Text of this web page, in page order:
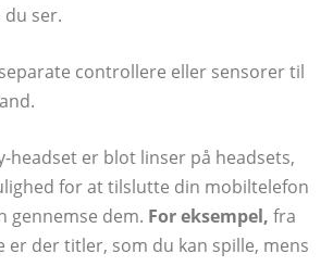
ser.
controllere eller sensorer til
headset er blot linser på headsets,
for at tilslutte din mobiltelefon
gennemse dem. For eksempel, fra
er der titler, som du kan spille, mens